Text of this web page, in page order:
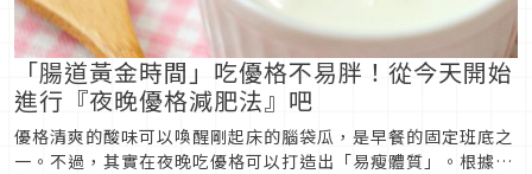
「腸道黃金時間」吃優格不易胖！從今天開始
進行『夜晚優格減肥法』吧
優格清爽的酸味可以喚醒剛起床的腦袋瓜，是早餐的固定班底之
一。不過，其實在夜晚吃優格可以打造出「易瘦體質」。根據